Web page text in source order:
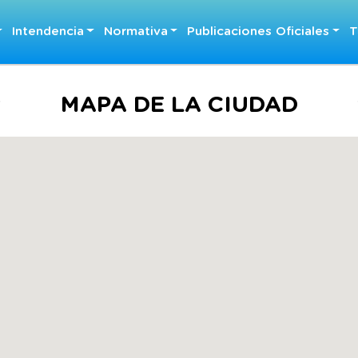
Intendencia Normativa Publicaciones Oficiales
MAPA DE LA CIUDAD